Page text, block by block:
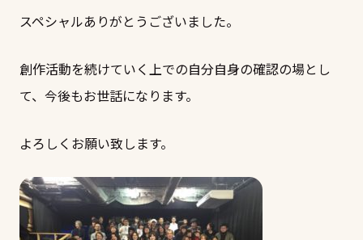
スペシャルありがとうございました。
創作活動を続けていく上での自分自身の確認の場とし
て、今後もお世話になります。
よろしくお願い致します。